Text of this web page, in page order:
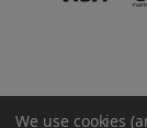
We use cookies